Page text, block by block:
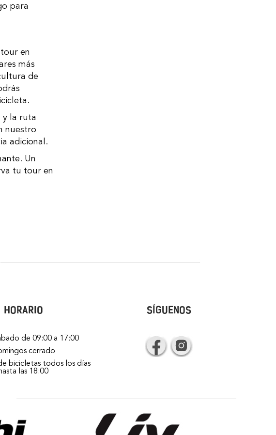
para
más
de
y la ruta
nuestro
adicional.
tu tour en
HORARIO
de 09:00 a 17:00
cerrado
bicicletas todos los días
las 18:00
SÍGUENOS